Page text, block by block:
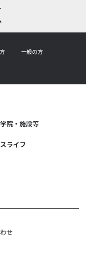
一般の方
院・施設等
ライフ
せ